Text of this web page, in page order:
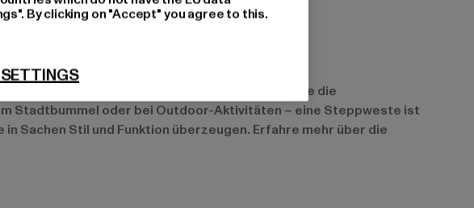
sich wohlfühlen möchten. Sie bietet Wärme, ohne die
Stadtbummel oder bei Outdoor-Aktivitäten – eine Steppweste ist
Sachen Stil und Funktion überzeugen. Erfahre mehr über die
By clicking on "Accept" you agree to this.